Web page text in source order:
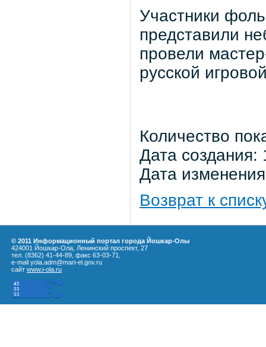
Участники
представили
провели
русской
Количество
Дата
Дата
Возврат к
© 2011 Информационный портал города Йошкар-Олы
424001 Йошкар-Ола, Ленинский проспект, 27
тел. (8362) 41-44-89, факс 63-03-71,
e-mail yola.adm@mari-el.gov.ru
сайт www.i-ola.ru